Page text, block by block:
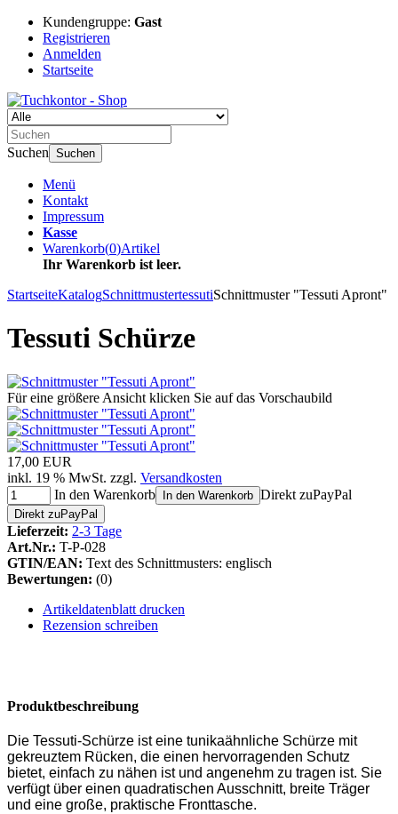
Kundengruppe: Gast
Registrieren
Anmelden
Startseite
Suchen Suchen
Menü
Kontakt
Impressum
Kasse
Warenkorb(0)Artikel
Ihr Warenkorb ist leer.
StartseiteKatalogSchnittmustertessutiSchnittmuster "Tessuti Apront"
Tessuti Schürze
Für eine größere Ansicht klicken Sie auf das Vorschaubild
17,00 EUR
inkl. 19 % MwSt. zzgl. Versandkosten
In den Warenkorb
In den Warenkorb Direkt zuPayPal
Direkt zuPayPal
Lieferzeit: 2-3 Tage
Art.Nr.: T-P-028
GTIN/EAN: Text des Schnittmusters: englisch
Bewertungen: (0)
Artikeldatenblatt drucken
Rezension schreiben
Produktbeschreibung
Die Tessuti-Schürze ist eine tunikaähnliche Schürze mit
gekreuztem Rücken, die einen hervorragenden Schutz
bietet, einfach zu nähen ist und angenehm zu tragen ist. Sie
verfügt über einen quadratischen Ausschnitt, breite Träger
und eine große, praktische Fronttasche.